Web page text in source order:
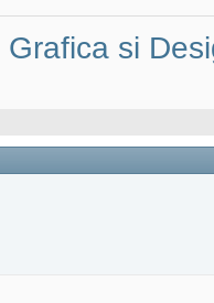
Grafica si